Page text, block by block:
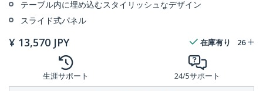
テーブル内に埋め込むスタイリッシュなデザイン
スライド式パネル
¥ 13,570 JPY 在庫有り 26
生涯サポート 24/5サポート